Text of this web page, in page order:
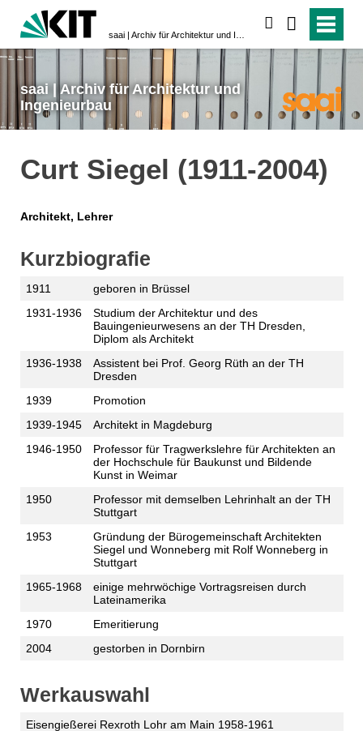
saai | Archiv für Architektur und
Ingenieurbau
Curt Siegel (1911-2004)
Architekt, Lehrer
Kurzbiografie
1911
geboren in Brüssel
1931-1936
Studium der Architektur und des
Bauingenieurwesens an der TH Dresden,
Diplom als Architekt
1936-1938
Assistent bei Prof. Georg Rüth an der TH
Dresden
1939
Promotion
1939-1945
Architekt in Magdeburg
1946-1950
Professor für Tragwerkslehre für Architekten an
der Hochschule für Baukunst und Bildende
Kunst in Weimar
1950
Professor mit demselben Lehrinhalt an der TH
Stuttgart
1953
Gründung der Bürogemeinschaft Architekten
Siegel und Wonneberg mit Rolf Wonneberg in
Stuttgart
1965-1968
einige mehrwöchige Vortragsreisen durch
Lateinamerika
1970
Emeritierung
2004
gestorben in Dornbirn
Werkauswahl
Eisengießerei Rexroth Lohr am Main 1958-1961